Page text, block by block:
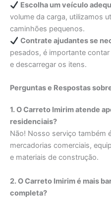
Escolha um veículo
volume da carga, utilizamos
caminhões pequenos.
Contrate ajudantes se
pesados, é importante
e descarregar os itens.
Perguntas e Respostas
1. O Carreto Imirim atende
residenciais?
Não! Nosso serviço também
mercadorias comerciais,
e materiais de construção.
2. O Carreto Imirim é mais
completa?